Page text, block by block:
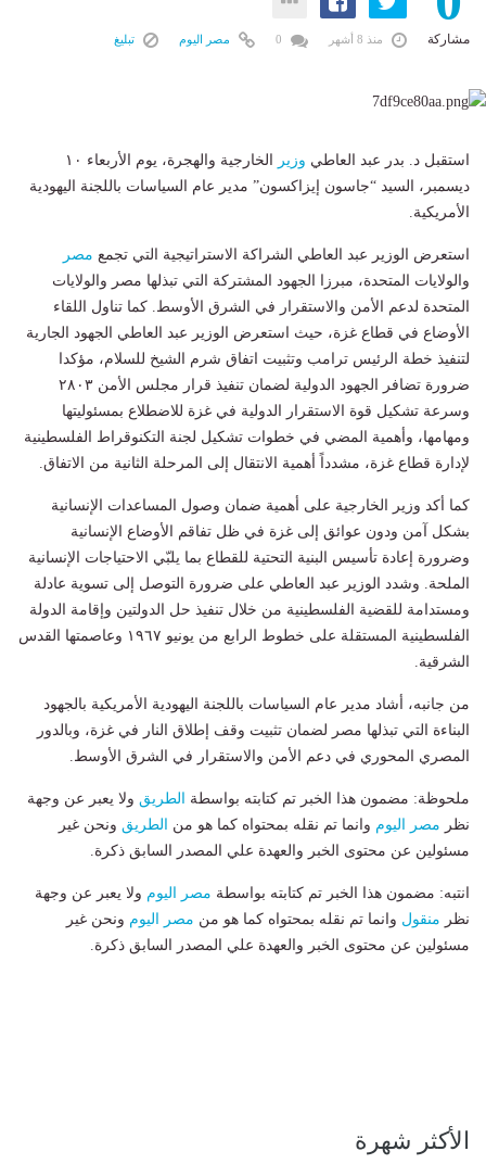
مشاركة منذ 8 أشهر مصر اليوم تبليغ
استقبل د. بدر عبد العاطي وزير
الخارجية والهجرة، يوم الأربعاء ١٠
ديسمبر، السيد “جاسون إيزاكسون” مدير عام السياسات باللجنة اليهودية
الأمريكية.
استعرض الوزير عبد العاطي الشراكة الاستراتيجية التي تجمع مصر
والولايات المتحدة، مبرزا الجهود المشتركة التي تبذلها مصر والولايات
المتحدة لدعم الأمن والاستقرار في الشرق الأوسط. كما تناول اللقاء
الأوضاع في قطاع غزة، حيث استعرض الوزير عبد العاطي الجهود الجارية
لتنفيذ خطة الرئيس ترامب وتثبيت اتفاق شرم الشيخ للسلام، مؤكدا
ضرورة تضافر الجهود الدولية لضمان تنفيذ قرار مجلس الأمن ٢٨٠٣
وسرعة تشكيل قوة الاستقرار الدولية في غزة للاضطلاع بمسئوليتها
ومهامها، وأهمية المضي في خطوات تشكيل لجنة التكنوقراط الفلسطينية
لإدارة قطاع غزة، مشدداً أهمية الانتقال إلى المرحلة الثانية من الاتفاق.
كما أكد وزير الخارجية على أهمية ضمان وصول المساعدات الإنسانية
بشكل آمن ودون عوائق إلى غزة في ظل تفاقم الأوضاع الإنسانية
وضرورة إعادة تأسيس البنية التحتية للقطاع بما يلبّي الاحتياجات الإنسانية
الملحة. وشدد الوزير عبد العاطي على ضرورة التوصل إلى تسوية عادلة
ومستدامة للقضية الفلسطينية من خلال تنفيذ حل الدولتين وإقامة الدولة
الفلسطينية المستقلة على خطوط الرابع من يونيو ١٩٦٧ وعاصمتها القدس
الشرقية.
من جانبه، أشاد مدير عام السياسات باللجنة اليهودية الأمريكية بالجهود
البناءة التي تبذلها مصر لضمان تثبيت وقف إطلاق النار في غزة، وبالدور
المصري المحوري في دعم الأمن والاستقرار في الشرق الأوسط.
ملحوظة: مضمون هذا الخبر تم كتابته بواسطة الطريق ولا يعبر عن وجهة
نظر مصر اليوم وانما تم نقله بمحتواه كما هو من الطريق ونحن غير
مسئولين عن محتوى الخبر والعهدة علي المصدر السابق ذكرة.
انتبه: مضمون هذا الخبر تم كتابته بواسطة مصر اليوم ولا يعبر عن وجهة
نظر منقول وانما تم نقله بمحتواه كما هو من مصر اليوم ونحن غير
مسئولين عن محتوى الخبر والعهدة علي المصدر السابق ذكرة.
الأكثر شهرة